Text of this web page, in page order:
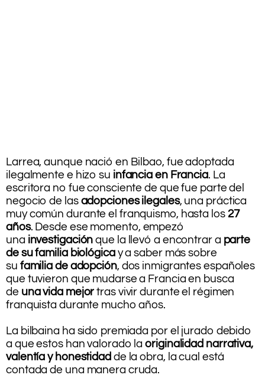
Larrea, aunque nació en Bilbao, fue adoptada
ilegalmente e hizo su infancia en Francia. La
escritora no fue consciente de que fue parte del
negocio de las adopciones ilegales, una práctica
muy común durante el franquismo, hasta los 27
años. Desde ese momento, empezó
una investigación que la llevó a encontrar a parte
de su familia biológicay a saber más sobre
su familia de adopción, dos inmigrantes españoles
que tuvieron que mudarse a Francia en busca
de una vida mejor tras vivir durante el régimen
franquista durante mucho años.
La bilbaina ha sido premiada por el jurado debido
a que estos han valorado laoriginalidad narrativa,
valentía y honestidad de la obra, la cual está
contada de una manera cruda.